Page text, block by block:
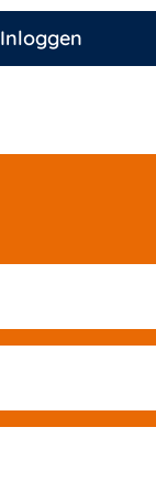
Inloggen